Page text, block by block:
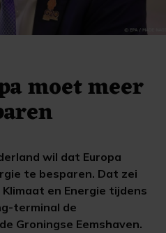
moet meer
wil dat Europa
te besparen. Dat zei
en Energie tijdens
terminal de
Groningse Eemshaven.